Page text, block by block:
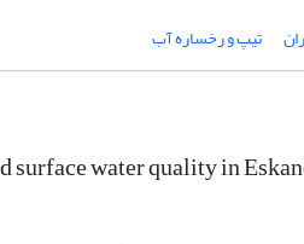
تیپ و رخساره آب
water quality in